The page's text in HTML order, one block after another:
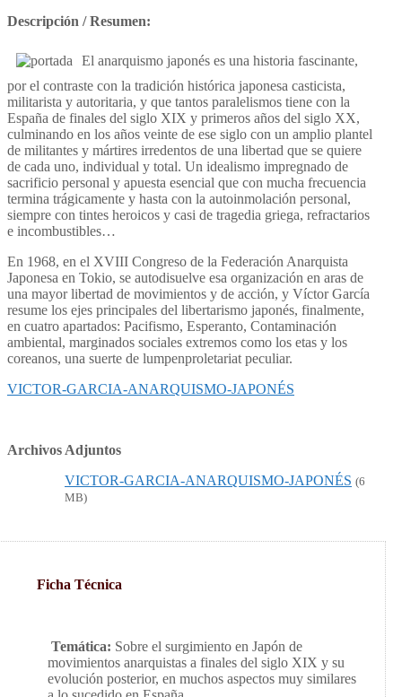
Descripción / Resumen:
El anarquismo japonés es una historia fascinante,
por el contraste con la tradición histórica japonesa casticista,
militarista y autoritaria, y que tantos paralelismos tiene con la
España de finales del siglo XIX y primeros años del siglo XX,
culminando en los años veinte de ese siglo con un amplio plantel
de militantes y mártires irredentos de una libertad que se quiere
de cada uno, individual y total. Un idealismo impregnado de
sacrificio personal y apuesta esencial que con mucha frecuencia
termina trágicamente y hasta con la autoinmolación personal,
siempre con tintes heroicos y casi de tragedia griega, refractarios
e incombustibles…
En 1968, en el XVIII Congreso de la Federación Anarquista
Japonesa en Tokio, se autodisuelve esa organización en aras de
una mayor libertad de movimientos y de acción, y Víctor García
resume los ejes principales del libertarismo japonés, finalmente,
en cuatro apartados: Pacifismo, Esperanto, Contaminación
ambiental, marginados sociales extremos como los etas y los
coreanos, una suerte de lumpenproletariat peculiar.
VICTOR-GARCIA-ANARQUISMO-JAPONÉS
Archivos Adjuntos
VICTOR-GARCIA-ANARQUISMO-JAPONÉS (6
MB)
Ficha Técnica
Temática: Sobre el surgimiento en Japón de
movimientos anarquistas a finales del siglo XIX y su
evolución posterior, en muchos aspectos muy similares